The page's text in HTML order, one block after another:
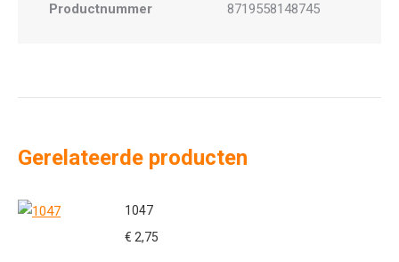
Productnummer 8719558148745
Gerelateerde producten
1047
€ 2,75